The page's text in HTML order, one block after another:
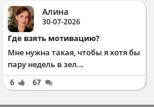
Алина
30-07-2026
Где взять мотивацию?
Мне нужна такая, чтобы я хотя бы
пару недель в зел...
6 67